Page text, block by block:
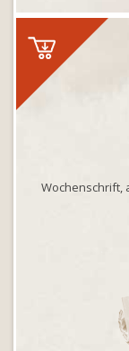
Wochenschrift,